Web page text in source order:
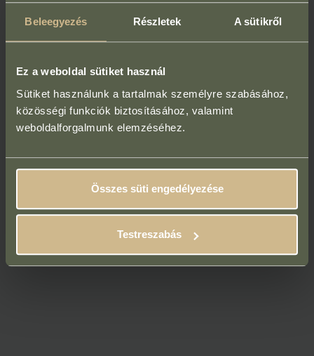
Beleegyezés Részletek A sütikről
Ez a weboldal sütiket használ
Sütiket használunk a tartalmak személyre szabásához,
közösségi funkciók biztosításához, valamint
weboldalforgalmunk elemzéséhez.
Összes süti engedélyezése
Testreszabás